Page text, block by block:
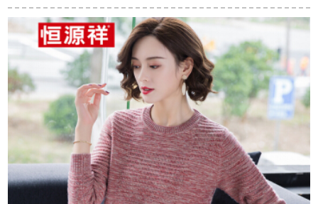
ズズ·ツーシンプリン
グ·ネルセル
保温カバヘッド内配
セパレータ/38
袖の着付けレイディ
を使っています。